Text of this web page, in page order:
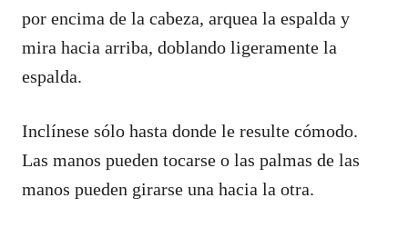
por encima de la cabeza, arquea la espalda y
mira hacia arriba, doblando ligeramente la
espalda.
Inclínese sólo hasta donde le resulte cómodo.
Las manos pueden tocarse o las palmas de las
manos pueden girarse una hacia la otra.